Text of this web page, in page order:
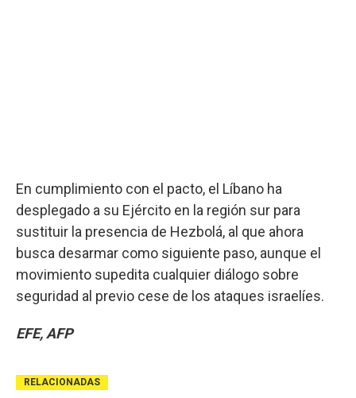
En cumplimiento con el pacto, el Líbano ha
desplegado a su Ejército en la región sur para
sustituir la presencia de Hezbolá, al que ahora
busca desarmar como siguiente paso, aunque el
movimiento supedita cualquier diálogo sobre
seguridad al previo cese de los ataques israelíes.
EFE, AFP
RELACIONADAS